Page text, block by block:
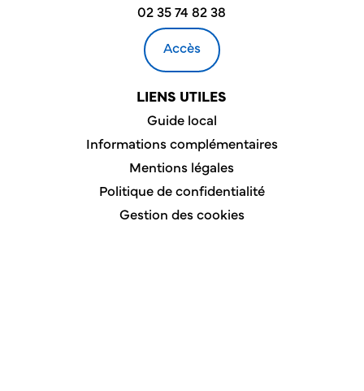
02 35 74 82 38
Accès
LIENS UTILES
Guide local
Informations complémentaires
Mentions légales
Politique de confidentialité
Gestion des cookies